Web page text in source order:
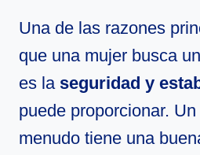
Una de las razones
que una mujer busca
es la seguridad y
puede proporcionar.
menudo tiene una